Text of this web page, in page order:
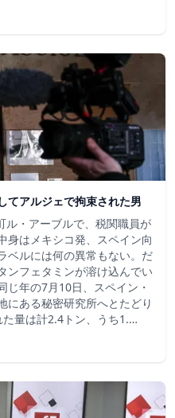
てアルジェで拘束された男
ル・アーブルで、税関職員が
身はメキシコ発、スペイン向
ベルには何の異常もない。だ
ンフェタミンが溶け込んでい
じ年の7月10日、スペイン・
にある秘密研究所へとたどり
量は計2.4トン、うち1.…